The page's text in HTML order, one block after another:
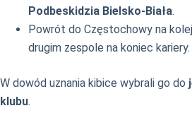
Podbeskidzia Bielsko-Biała.
Powrót do Częstochowy na
drugim zespole na koniec kariery.
W dowód uznania kibice wybrali go do
klubu.